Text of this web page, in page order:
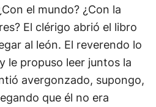
el mundo? ¿Con la
El clérigo abrió el libro
al león. El reverendo lo
le propuso leer juntos la
avergonzado, supongo,
que él no era